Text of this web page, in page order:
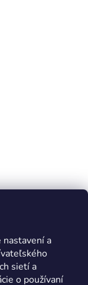
nastavení a
sietí a
o používaní